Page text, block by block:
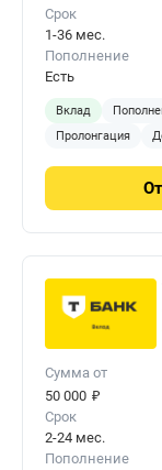
под высокий
можно при
Срок
1-36 мес.
Пополнение
Есть
Вклад
Пролонгация
Сумма от
50 000 ₽
Срок
2-24 мес.
Пополнение